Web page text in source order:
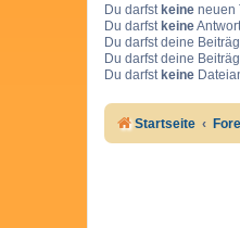
Du darfstkeine neuen
Du darfstkeine
Du darfst deine
Du darfst deine
Du darfstkeine
Startseite